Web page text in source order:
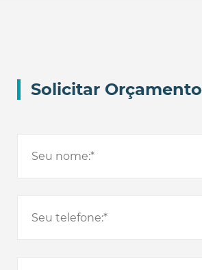
Solicitar Orçamento